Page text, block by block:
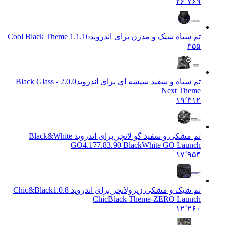
تم سیاه شیک و مدرن برای اندروید 1.1.16 Cool Black Theme
تم سیاه و سفید شیشه ای برای اندروید
2.0.0 Black Glass -
Next Theme
۱۹٬۳۱۲
تم مشکی و سفید گو لانچر برای اندروید Black&White
GO4.177.83.90 BlackWhite GO Launch
۱۷٬۹۵۴
تم شیک و مشکی زیرولانچر برای اندروید Chic&Black 1.0.8
ChicBlack Theme-ZERO Launch
۱۲٬۲۶۰